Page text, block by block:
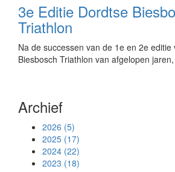
3e Editie Dordtse
Triathlon
Na de successen van de 1e en 2e editie
Biesbosch Triathlon van afgelopen
Archief
2026 (5)
2025 (17)
2024 (22)
2023 (18)